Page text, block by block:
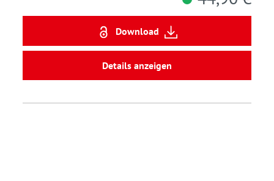
Download
Details anzeigen